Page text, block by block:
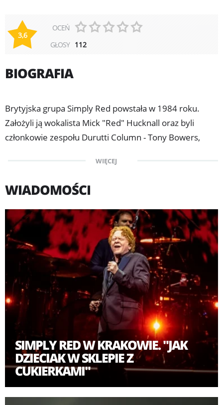
3,6
OCEŃ
GŁOSY 112
BIOGRAFIA
Brytyjska grupa Simply Red powstała w 1984 roku.
Założyli ją wokalista Mick "Red" Hucknall oraz byli
członkowie zespołu Durutti Column - Tony Bowers,
McIntyre. Niebawem Simply Red podpisali kontrakt
z wytwórnią Elektra Records i wydali swój pierwszy
album "Picture Books", który ukazał się w październiku
1985 roku. Płytę promowały utwory "Money's Too
Tight (To Mention)" (cover hitu Valentine Brothers) oraz
"Holding Back the Years", które zyskały ogromną
popularność w Europie i za Oceanem, a dzięki temu
płyta pokryła się platyną.
Kolejny krążek "Men and Women" (marzec 1987)
powstał w znacznej mierze dzięki współpracy Hucknalla
i słynnej Lamont Dozier - związanej z wytwórnią
Motown. Album nie zyskał jednak takiej popularności
jak debiut pomimo, że zawierał dwa przeboje "The
Right Thing" i cover Cole Portera "Ev'ry Time We Say
WIĘCEJ
WIADOMOŚCI
SIMPLY RED W KRAKOWIE. "JAK
DZIECIAK W SKLEPIE Z
CUKIERKAMI"